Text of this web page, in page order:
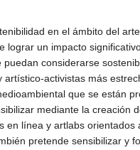
en el ámbito del
un impacto
considerarse
activistas más
que se están
mediante la creación
línea y artlabs
pretende sensibilizar y